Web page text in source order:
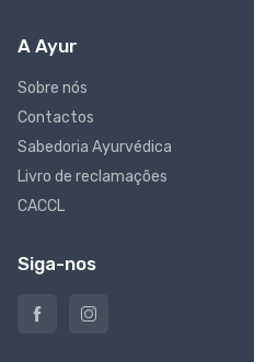
A Ayur
Sobre nós
Contactos
Sabedoria Ayurvédica
Livro de reclamações
CACCL
Siga-nos